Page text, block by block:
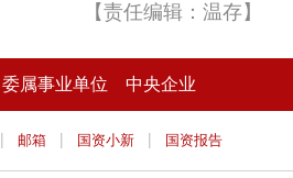
【责任编辑：温存】
委属事业单位 中央企业
| 邮箱 | 国资小新 | 国资报告